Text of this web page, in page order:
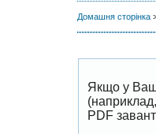
Домашня сторінка
Якщо у
PDF